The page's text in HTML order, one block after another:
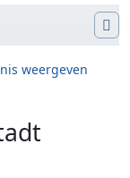
weergeven